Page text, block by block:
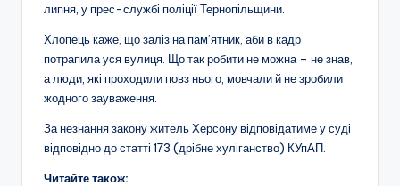
липня, у прес-службі поліції Тернопільщини.
Хлопець каже, що заліз на пам’ятник, аби в кадр
потрапила уся вулиця. Що так робити не можна – не знав,
а люди, які проходили повз нього, мовчали й не зробили
жодного зауваження.
За незнання закону житель Херсону відповідатиме у суді
відповідно до статті 173 (дрібне хуліганство) КУпАП.
Читайте також: